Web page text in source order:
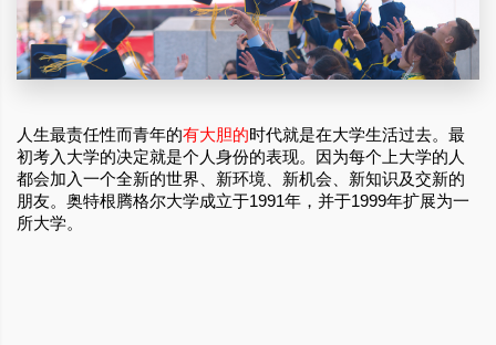
人生最责任性而青年的有大胆的时代就是在大学生活过去。最
初考入大学的决定就是个人身份的表现。因为每个上大学的人
都会加入一个全新的世界、新环境、新机会、新知识及交新的
朋友。奥特根腾格尔大学成立于1991年，并于1999年扩展为一
所大学。